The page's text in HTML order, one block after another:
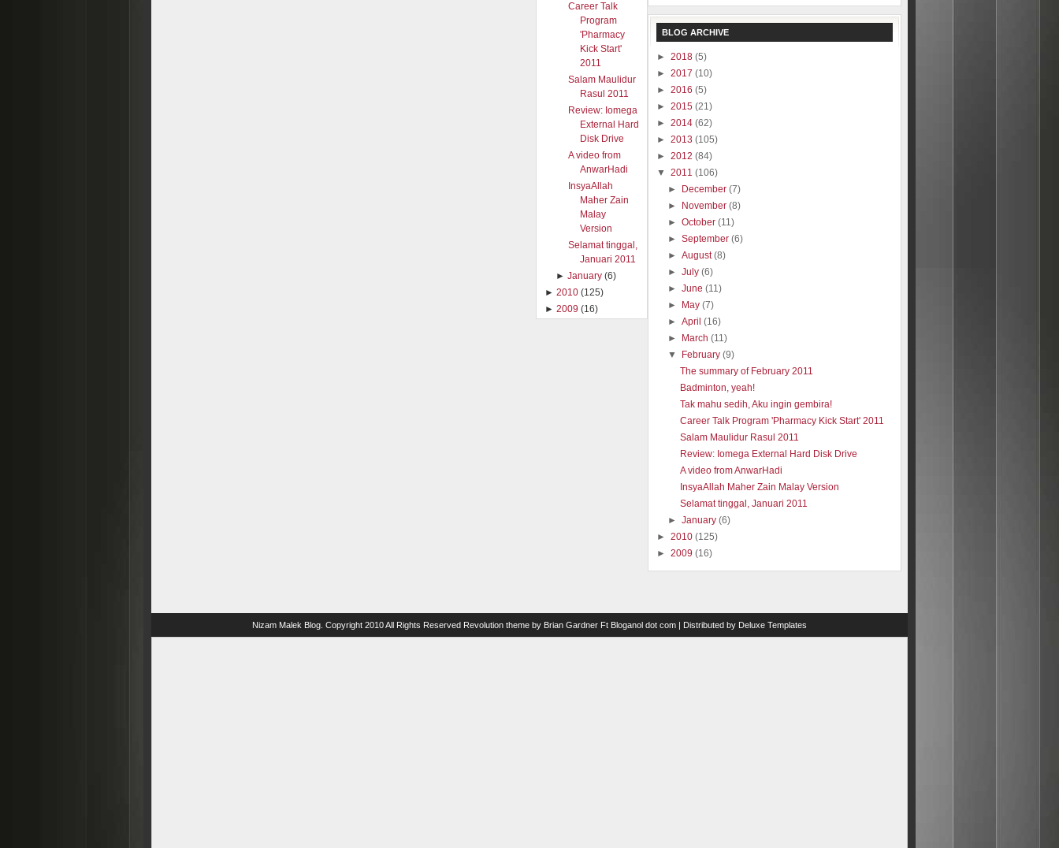
BLOG ARCHIVE
► 2018 (5)
► 2017 (10)
► 2016 (5)
► 2015 (21)
► 2014 (62)
► 2013 (105)
► 2012 (84)
▼ 2011 (106)
► December(7)
► November(8)
►October(11)
►September(6)
►August(8)
►July(6)
►June(11)
► May(7)
►April(16)
► March(11)
▼ February(9)
The summary of February 2011
Badminton, yeah!
Tak mahu sedih, Aku ingin gembira!
Career Talk Program 'Pharmacy Kick Start' 2011
Salam Maulidur Rasul 2011
Review: Iomega External Hard Disk Drive
A video from AnwarHadi
InsyaAllah Maher Zain Malay Version
Selamat tinggal, Januari 2011
►January(6)
► 2010 (125)
► 2009 (16)
Career Talk
Program
'Pharmacy
Kick Start'
2011
Salam Maulidur
Rasul 2011
Review: Iomega
External Hard
Disk Drive
A video from
AnwarHadi
InsyaAllah
Maher Zain
Malay
Version
Selamat tinggal,
Januari 2011
►January (6)
► 2010 (125)
► 2009 (16)
Nizam Malek Blog . Copyright 2010 All Rights Reserved Revolution theme by Brian Gardner Ft Bloganol dot com | Distributed by Deluxe Templates